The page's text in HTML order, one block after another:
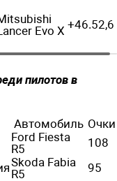
Evo X +46.52,6
пилотов в
Автомобиль Очки
Ford Fiesta
R5
108
Skoda Fabia
R5
95